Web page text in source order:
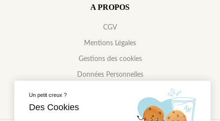
A PROPOS
CGV
Mentions Légales
Gestions des cookies
Données Personnelles
Un petit creux ?
Des Cookies